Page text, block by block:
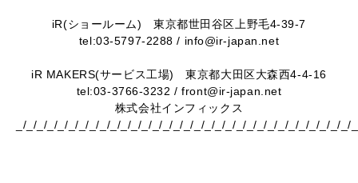
iR(ショールーム)東京都世田谷区上野毛4-39-7
tel:03-5797-2288 / info@ir-japan.net
iR MAKERS(サービス工場)東京都大田区大森西4-4-16
tel:03-3766-3232 / front@ir-japan.net
株式会社インフィックス
_/_/_/_/_/_/_/_/_/_/_/_/_/_/_/_/_/_/_/_/_/_/_/_/_/_/_/_/_/_/_/